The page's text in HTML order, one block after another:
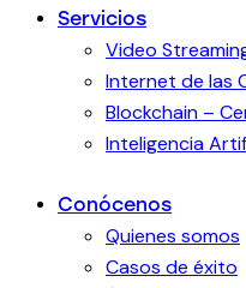
Servicios
Video
Internet de las
Blockchain –
Inteligencia
Conócenos
Quienes somos
Casos de éxito